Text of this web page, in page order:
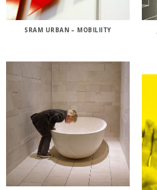
SRAM URBAN – MOBILIITY